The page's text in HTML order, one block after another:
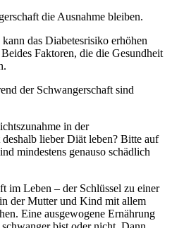
die Ausnahme bleiben.
das Diabetesrisiko erhöhen
Faktoren, die die Gesundheit
der Schwangerschaft sind
in der
lieber Diät leben? Bitte auf
mindestens genauso schädlich
im Leben – der Schlüssel zu einer
der Mutter und Kind mit allem
Eine ausgewogene Ernährung